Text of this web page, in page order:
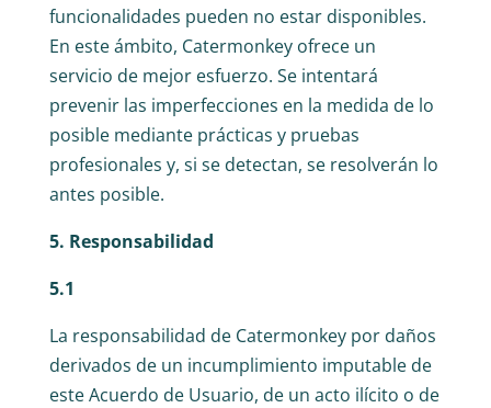
funcionalidades pueden no estar disponibles.
En este ámbito, Catermonkey ofrece un
servicio de mejor esfuerzo. Se intentará
prevenir las imperfecciones en la medida de lo
posible mediante prácticas y pruebas
profesionales y, si se detectan, se resolverán lo
antes posible.
5. Responsabilidad
5.1
La responsabilidad de Catermonkey por daños
derivados de un incumplimiento imputable de
este Acuerdo de Usuario, de un acto ilícito o de